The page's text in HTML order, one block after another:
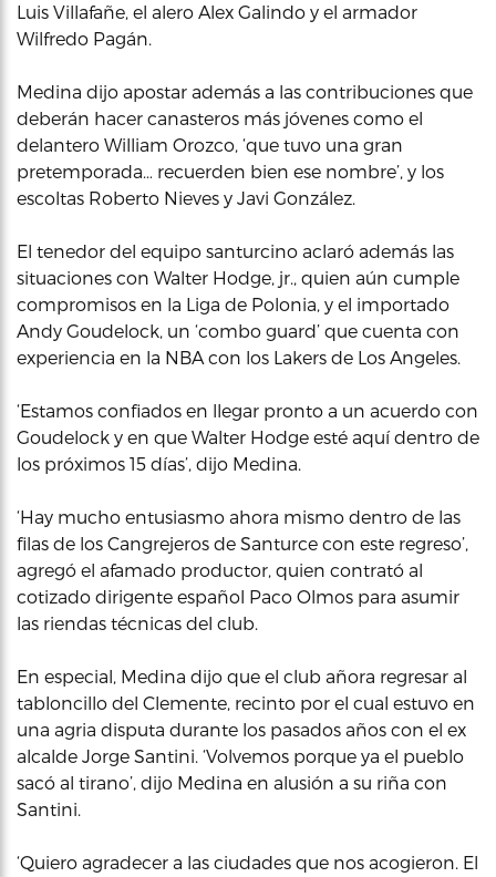
Luis Villafañe, el alero Alex Galindo y el armador
Wilfredo Pagán.
Medina dijo apostar además a las contribuciones que
deberán hacer canasteros más jóvenes como el
delantero William Orozco, ‘que tuvo una gran
pretemporada… recuerden bien ese nombre’, y los
escoltas Roberto Nieves y Javi González.
El tenedor del equipo santurcino aclaró además las
situaciones con Walter Hodge, jr., quien aún cumple
compromisos en la Liga de Polonia, y el importado
Andy Goudelock, un ‘combo guard’ que cuenta con
experiencia en la NBA con los Lakers de Los Angeles.
‘Estamos confiados en llegar pronto a un acuerdo con
Goudelock y en que Walter Hodge esté aquí dentro de
los próximos 15 días’, dijo Medina.
‘Hay mucho entusiasmo ahora mismo dentro de las
filas de los Cangrejeros de Santurce con este regreso’,
agregó el afamado productor, quien contrató al
cotizado dirigente español Paco Olmos para asumir
las riendas técnicas del club.
En especial, Medina dijo que el club añora regresar al
tabloncillo del Clemente, recinto por el cual estuvo en
una agria disputa durante los pasados años con el ex
alcalde Jorge Santini. ‘Volvemos porque ya el pueblo
sacó al tirano’, dijo Medina en alusión a su riña con
Santini.
‘Quiero agradecer a las ciudades que nos acogieron. El